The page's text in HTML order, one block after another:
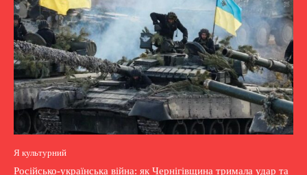
Я культурний
Російсько-українська війна: як Чернігівщина тримала удар та